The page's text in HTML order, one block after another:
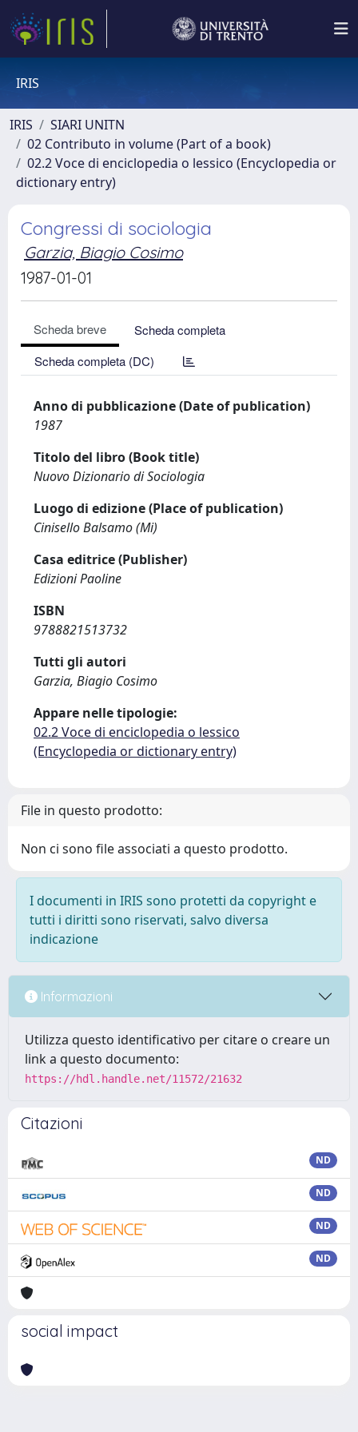
IRIS
IRIS
SIARI UNITN
02 Contributo in volume (Part of a book)
02.2 Voce di enciclopedia o lessico (Encyclopedia or
dictionary entry)
Congressi di sociologia
Garzia, Biagio Cosimo
1987-01-01
Scheda breve
Scheda completa
Scheda completa (DC)
Anno di pubblicazione (Date of publication)
1987
Titolo del libro (Book title)
Nuovo Dizionario di Sociologia
Luogo di edizione (Place of publication)
Cinisello Balsamo (Mi)
Casa editrice (Publisher)
Edizioni Paoline
ISBN
9788821513732
Tutti gli autori
Garzia, Biagio Cosimo
Appare nelle tipologie:
02.2 Voce di enciclopedia o lessico
(Encyclopedia or dictionary entry)
File in questo prodotto:
Non ci sono file associati a questo prodotto.
I documenti in IRIS sono protetti da copyright e
tutti i diritti sono riservati, salvo diversa
indicazione
Informazioni
Utilizza questo identificativo per citare o creare un
link a questo documento:
https://hdl.handle.net/11572/21632
Citazioni
ND
ND
ND
ND
social impact